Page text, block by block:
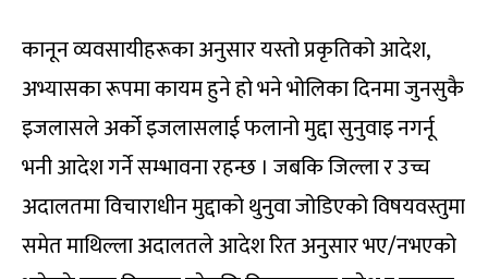
कानून व्यवसायीहरूका अनुसार यस्तो प्रकृतिको आदेश,
अभ्यासका रूपमा कायम हुने हो भने भोलिका दिनमा जुनसुकै
इजलासले अर्को इजलासलाई फलानो मुद्दा सुनुवाइ नगर्नू
भनी आदेश गर्ने सम्भावना रहन्छ । जबकि जिल्ला र उच्च
अदालतमा विचाराधीन मुद्दाको थुनुवा जोडिएको विषयवस्तुमा
समेत माथिल्ला अदालतले आदेश रित अनुसार भए/नभएको